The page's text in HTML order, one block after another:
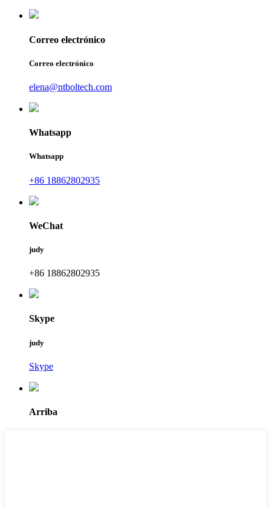
Correo electrónico
Correo electrónico
elena@ntboltech.com
Whatsapp
Whatsapp
+86 18862802935
WeChat
judy
+86 18862802935
Skype
judy
Skype
Arriba